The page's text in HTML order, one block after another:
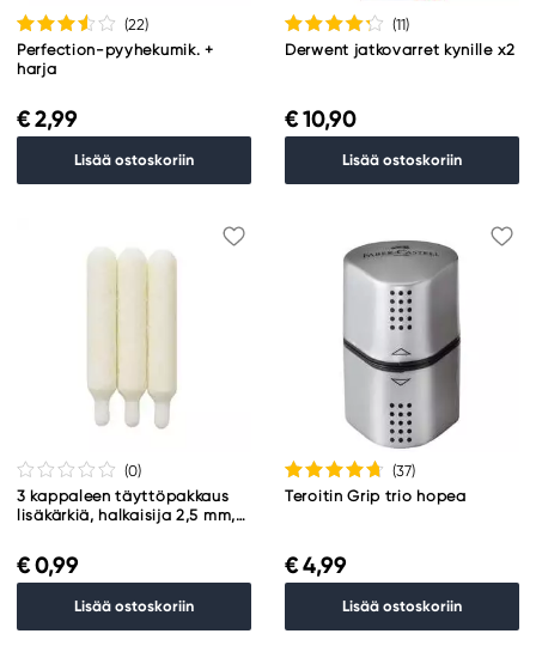
(22)
Perfection-pyyhekumik. +
harja
€ 2,99
Lisää ostoskoriin
(11)
Derwent jatkovarret kynille x2
€ 10,90
Lisää ostoskoriin
(0)
3 kappaleen täyttöpakkaus
lisäkärkiä, halkaisija 2,5 mm,
€ 0,99
Lisää ostoskoriin
(37)
Teroitin Grip trio hopea
€ 4,99
Lisää ostoskoriin